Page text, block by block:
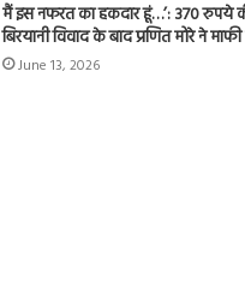
मैं इस नफरत का हकदार हूं…’: 370 रुपये
बिरयानी विवाद के बाद प्रणित मोरे ने माफी
June 13, 2026